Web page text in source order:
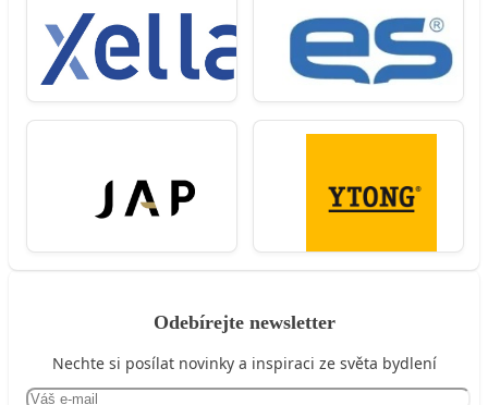
Odebírejte newsletter
Nechte si posílat novinky a inspiraci ze světa bydlení